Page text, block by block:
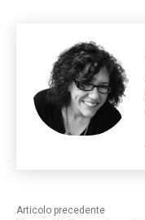
Articolo precedente